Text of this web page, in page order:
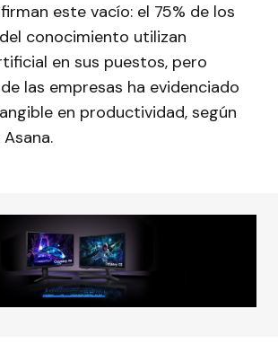
este vacío: el 75% de los
conocimiento utilizan
en sus puestos, pero
las empresas ha evidenciado
en productividad, según